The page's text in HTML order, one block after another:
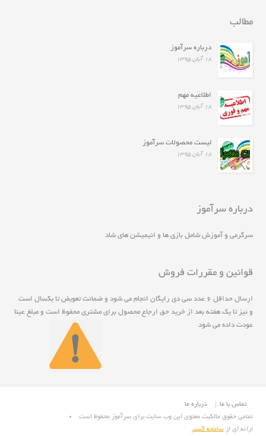
مطالب
درباره سرآموز
۱۸ آبان ۱۳۹۵
اطلاعیه مهم
۱۸ آبان ۱۳۹۵
لیست محصولات سرآموز
۱۸ آبان ۱۳۹۵
درباره سرآموز
سرگرمی و آموزش شامل بازی ها و انیمیشن های شاد
قوانین و مقررات فروش
ارسال حداقل ۶ عدد سی دی رايگان انجام مي شود و ضمانت تعويض تا يکسال است
و نيز تا يک هفته بعد از خريد حق ارجاع محصول برای مشتری محفوظ است و مبلغ عينا
عودت داده می شود
درباره ما
تماس با ما
تمامی حقوق مالکیت معنوی این وب سایت برای سرآموز محفوظ است
ارائه ای ازسامانه گستر